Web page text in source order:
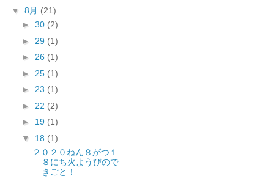
▼ 8月 (21)
► 30 (2)
► 29 (1)
► 26 (1)
► 25 (1)
► 23 (1)
► 22 (2)
► 19 (1)
▼ 18 (1)
２０２０ねん８がつ１
８にち火ようびので
きごと！